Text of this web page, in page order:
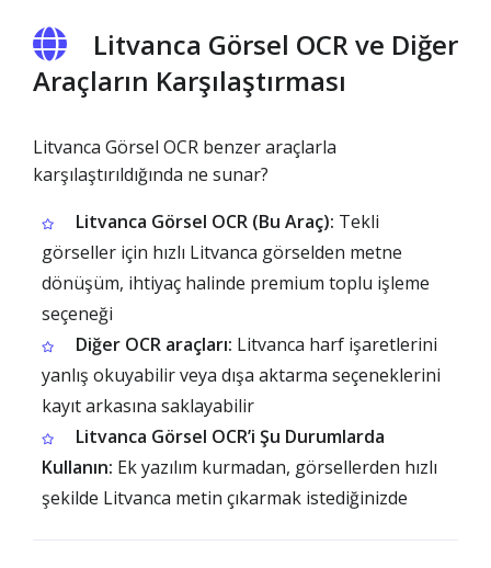
Litvanca Görsel OCR ve Diğer
Araçların Karşılaştırması
Litvanca Görsel OCR benzer araçlarla
karşılaştırıldığında ne sunar?
Litvanca Görsel OCR (Bu Araç): Tekli
görseller için hızlı Litvanca görselden metne
dönüşüm, ihtiyaç halinde premium toplu işleme
seçeneği
Diğer OCR araçları: Litvanca harf işaretlerini
yanlış okuyabilir veya dışa aktarma seçeneklerini
kayıt arkasına saklayabilir
Litvanca Görsel OCR’i Şu Durumlarda
Kullanın: Ek yazılım kurmadan, görsellerden hızlı
şekilde Litvanca metin çıkarmak istediğinizde